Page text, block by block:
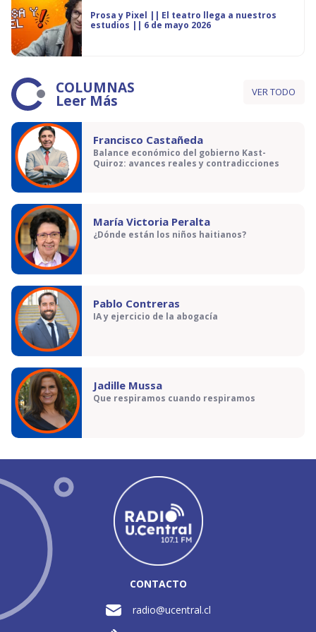
Prosa y Pixel || El teatro llega a nuestros
estudios || 6 de mayo 2026
COLUMNAS
Leer Más VER TODO
Francisco Castañeda
Balance económico del gobierno Kast-
Quiroz: avances reales y contradicciones
María Victoria Peralta
¿Dónde están los niños haitianos?
Pablo Contreras
IA y ejercicio de la abogacía
Jadille Mussa
Que respiramos cuando respiramos
CONTACTO
radio@ucentral.cl